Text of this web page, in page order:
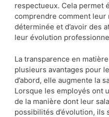
respectueux. Cela permet
comprendre comment leur
déterminée et d’avoir des
leur évolution
La transparence en
plusieurs avantages pour
d’abord, elle augmente la
Lorsque les employés ont
de la manière dont leur
possibilités d’évolution,